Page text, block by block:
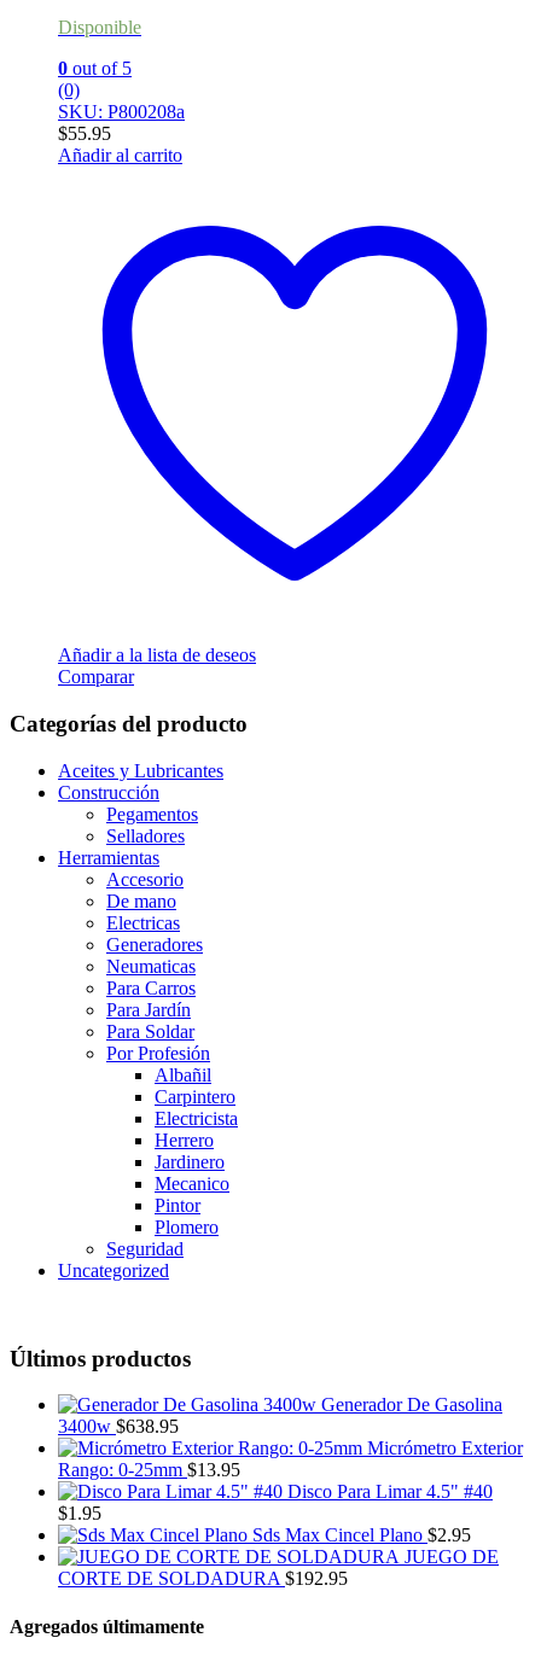
Disponible
0 out of 5
(0)
SKU: P800208a
$55.95
Añadir al carrito
Añadir a la lista de deseos
Comparar
Categorías del producto
Aceites y Lubricantes
Construcción
Pegamentos
Selladores
Herramientas
Accesorio
De mano
Electricas
Generadores
Neumaticas
Para Carros
Para Jardín
Para Soldar
Por Profesión
Albañil
Carpintero
Electricista
Herrero
Jardinero
Mecanico
Pintor
Plomero
Seguridad
Uncategorized
Últimos productos
Generador De Gasolina
3400w $638.95
Micrómetro Exterior
Rango: 0-25mm $13.95
Disco Para Limar 4.5" #40
$1.95
Sds Max Cincel Plano $2.95
JUEGO DE
CORTE DE SOLDADURA $192.95
Agregados últimamente